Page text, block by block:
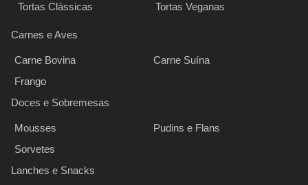
Tortas Clássicas
Tortas Veganas
Carnes e Aves
Carne Bovina
Carne Suína
Frango
Doces e Sobremesas
Mousses
Pudins e Flans
Sorvetes
Lanches e Snacks